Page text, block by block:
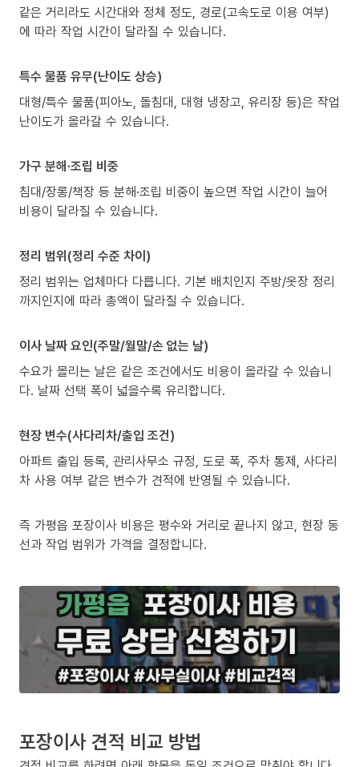
같은 거리라도 시간대와 정체 정도, 경로(고속도로 이용 여부)
에 따라 작업 시간이 달라질 수 있습니다.
특수 물품 유무(난이도 상승)
대형/특수 물품(피아노, 돌침대, 대형 냉장고, 유리장 등)은 작업
난이도가 올라갈 수 있습니다.
가구 분해·조립 비중
침대/장롱/책장 등 분해·조립 비중이 높으면 작업 시간이 늘어
비용이 달라질 수 있습니다.
정리 범위(정리 수준 차이)
정리 범위는 업체마다 다릅니다. 기본 배치인지 주방/옷장 정리
까지인지에 따라 총액이 달라질 수 있습니다.
이사 날짜 요인(주말/월말/손 없는 날)
수요가 몰리는 날은 같은 조건에서도 비용이 올라갈 수 있습니
다. 날짜 선택 폭이 넓을수록 유리합니다.
현장 변수(사다리차/출입 조건)
아파트 출입 등록, 관리사무소 규정, 도로 폭, 주차 통제, 사다리
차 사용 여부 같은 변수가 견적에 반영될 수 있습니다.
즉 가평읍 포장이사 비용은 평수와 거리로 끝나지 않고, 현장 동
선과 작업 범위가 가격을 결정합니다.
포장이사 견적 비교 방법